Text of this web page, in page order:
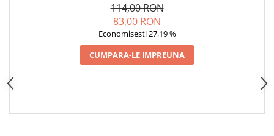
Aditivi Combustibil
Aditivi Ulei Motor
Aditivi DPF, Sistem Racire si
Servodirectie
114,00 RON
83,00 RON
Economisesti 27,19 %
CUMPARA-LE IMPREUNA